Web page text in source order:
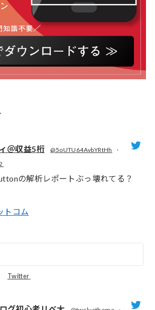
＠収益5桁 @5oUTU64AvbYRtHh
·
の解析レポートぶっ壊れてる？
トコム
Twitter